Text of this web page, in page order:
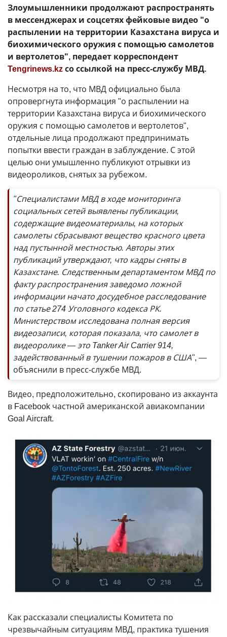
Злоумышленники продолжают распространять
в мессенджерах и соцсетях фейковые видео "о
распылении на территории Казахстана вируса и
биохимического оружия с помощью самолетов
и вертолетов", передает корреспондент
Tengrinews.kzсо ссылкой на пресс-службу МВД.
Несмотря на то, что МВД официально была
опровергнута информация "о распылении на
территории Казахстана вируса и биохимического
оружия с помощью самолетов и вертолетов",
отдельные лица продолжают предпринимать
попытки ввести граждан в заблуждение. С этой
целью они умышленно публикуют отрывки из
видеороликов, снятых за рубежом.
"Специалистами МВД в ходе мониторинга
социальных сетей выявлены публикации,
содержащие видеоматериалы, на которых
самолеты сбрасывают вещество красного цвета
над пустынной местностью. Авторы этих
публикаций утверждают, что кадры сняты в
Казахстане. Следственным департаментом МВД по
факту распространения заведомо ложной
информации начато досудебное расследование
по статье 274 Уголовного кодекса РК.
Министерством исследована полная версия
видеозаписи, которая показала, что самолет в
видеоролике — это Tanker Air Carrier 914,
задействованный в тушении пожаров в США", —
объяснили в пресс-службе МВД.
Видео, предположительно, скопировано из аккаунта
в Facebook частной американской авиакомпании
Goal Aircraft.
Как рассказали специалисты Комитета по
чрезвычайным ситуациям МВД, практика тушения